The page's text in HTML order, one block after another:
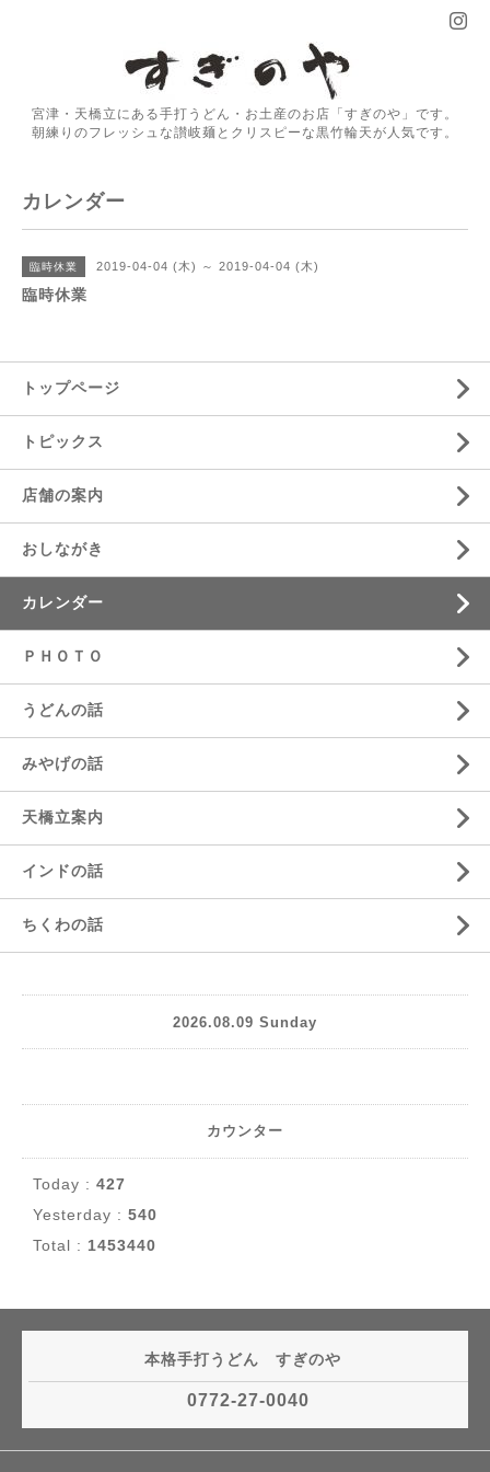
宮津・天橋立にある手打うどん・お土産のお店「すぎのや」です。
朝練りのフレッシュな讃岐麺とクリスピーな黒竹輪天が人気です。
カレンダー
臨時休業 2019-04-04 (木) ～ 2019-04-04 (木)
臨時休業
トップページ
トピックス
店舗の案内
おしながき
カレンダー
ＰＨＯＴＯ
うどんの話
みやげの話
天橋立案内
インドの話
ちくわの話
2026.08.09 Sunday
カウンター
Today : 427
Yesterday : 540
Total : 1453440
本格手打うどん すぎのや
0772-27-0040